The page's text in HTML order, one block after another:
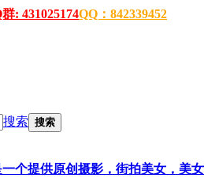
: 431025174QQ：842339452
搜索 搜索
个提供原创摄影，街拍美女，美